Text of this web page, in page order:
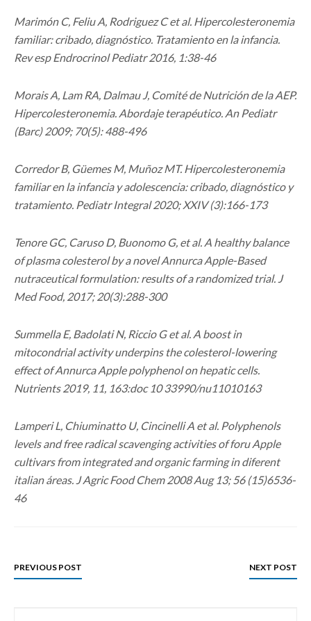
Marimón C, Feliu A, Rodriguez C et al. Hipercolesteronemia
familiar: cribado, diagnóstico. Tratamiento en la infancia.
Rev esp Endrocrinol Pediatr 2016, 1:38-46
Morais A, Lam RA, Dalmau J, Comité de Nutrición de la AEP.
Hipercolesteronemia. Abordaje terapéutico. An Pediatr
(Barc) 2009; 70(5): 488-496
Corredor B, Güemes M, Muñoz MT. Hipercolesteronemia
familiar en la infancia y adolescencia: cribado, diagnóstico y
tratamiento. Pediatr Integral 2020; XXIV (3):166-173
Tenore GC, Caruso D, Buonomo G, et al. A healthy balance
of plasma colesterol by a novel Annurca Apple-Based
nutraceutical formulation: results of a randomized trial. J
Med Food, 2017; 20(3):288-300
Summella E, Badolati N, Riccio G et al. A boost in
mitocondrial activity underpins the colesterol-lowering
effect of Annurca Apple polyphenol on hepatic cells.
Nutrients 2019, 11, 163:doc 10 33990/nu11010163
Lamperi L, Chiuminatto U, Cincinelli A et al. Polyphenols
levels and free radical scavenging activities of foru Apple
cultivars from integrated and organic farming in diferent
italian áreas. J Agric Food Chem 2008 Aug 13; 56 (15)6536-
46
PREVIOUS POST NEXT POST